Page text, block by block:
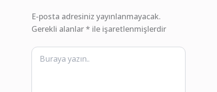
E-posta adresiniz yayınlanmayacak.
Gerekli alanlar* ile işaretlenmişlerdir
Buraya
yazın..